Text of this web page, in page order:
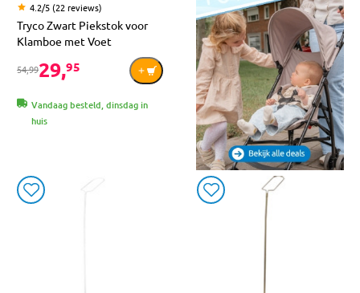
4.2/5 (22 reviews)
Tryco Zwart Piekstok voor
Klamboe met Voet
54,9929,95
Vandaag besteld, dinsdag in
huis